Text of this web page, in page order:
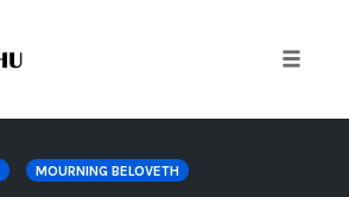
MOURNING BELOVETH